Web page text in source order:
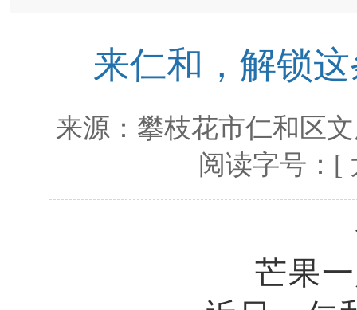
来仁和，解锁
来源： 攀枝花市仁和区
阅读字号：[
芒果